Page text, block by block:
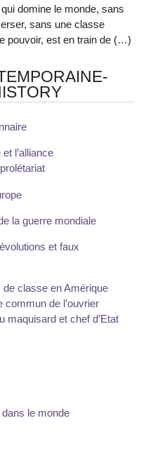
domine le monde, sans
sans une classe
pouvoir, est en train de (…)
l’alliance
la guerre mondiale
et faux
classe en Amérique
commun de l’ouvrier
maquisard et chef d’Etat
le monde